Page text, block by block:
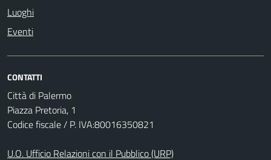
Luoghi
Eventi
CONTATTI
Città di Palermo
Piazza Pretoria, 1
Codice fiscale / P. IVA:80016350821
U.O. Ufficio Relazioni con il Pubblico (URP)